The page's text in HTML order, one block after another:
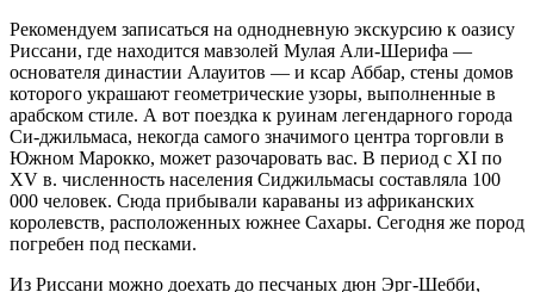
Рекомендуем записаться на однодневную экскурсию к оазису
Риссани, где находится мавзолей Мулая Али-Шерифа —
основателя династии Алауитов — и ксар Аббар, стены домов
которого украшают геометрические узоры, выполненные в
арабском стиле. А вот поездка к руинам легендарного города
Си-джильмаса, некогда самого значимого центра торговли в
Южном Марокко, может разочаровать вас. В период с XI по
XV в. численность населения Сиджильмасы составляла 100
000 человек. Сюда прибывали караваны из африканских
королевств, расположенных южнее Сахары. Сегодня же пород
погребен под песками.
Из Риссани можно доехать до песчаных дюн Эрг-Шебби,